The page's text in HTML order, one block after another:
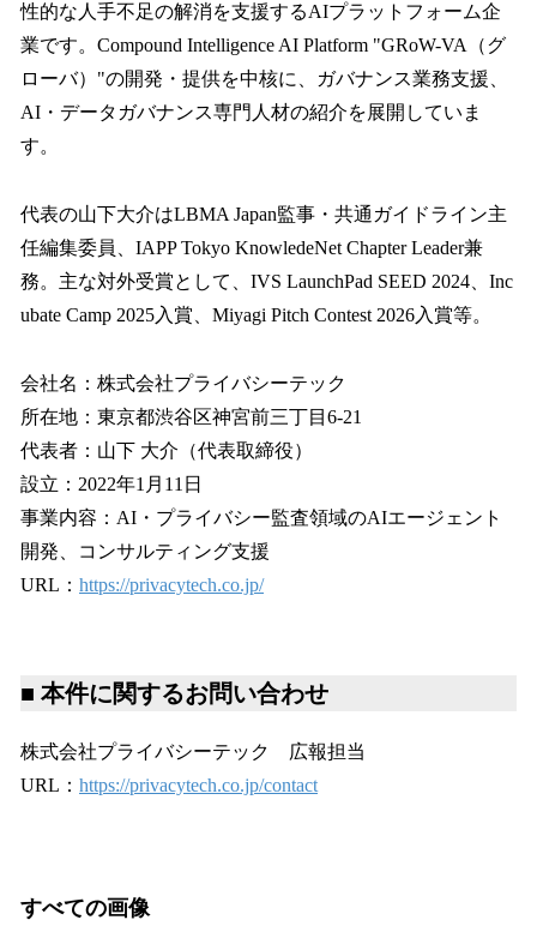
性的な人手不足の解消を支援するAIプラットフォーム企
業です。Compound Intelligence AI Platform "GRoW-VA（グ
ローバ）"の開発・提供を中核に、ガバナンス業務支援、
AI・データガバナンス専門人材の紹介を展開していま
す。
代表の山下大介はLBMA Japan監事・共通ガイドライン主
任編集委員、IAPP Tokyo KnowledeNet Chapter Leader兼
務。主な対外受賞として、IVS LaunchPad SEED 2024、Inc
ubate Camp 2025入賞、Miyagi Pitch Contest 2026入賞等。
会社名：株式会社プライバシーテック
所在地：東京都渋谷区神宮前三丁目6-21
代表者：山下 大介（代表取締役）
設立：2022年1月11日
事業内容：AI・プライバシー監査領域のAIエージェント
開発、コンサルティング支援
URL： https://privacytech.co.jp/
■ 本件に関するお問い合わせ
株式会社プライバシーテック 広報担当
URL： https://privacytech.co.jp/contact
すべての画像